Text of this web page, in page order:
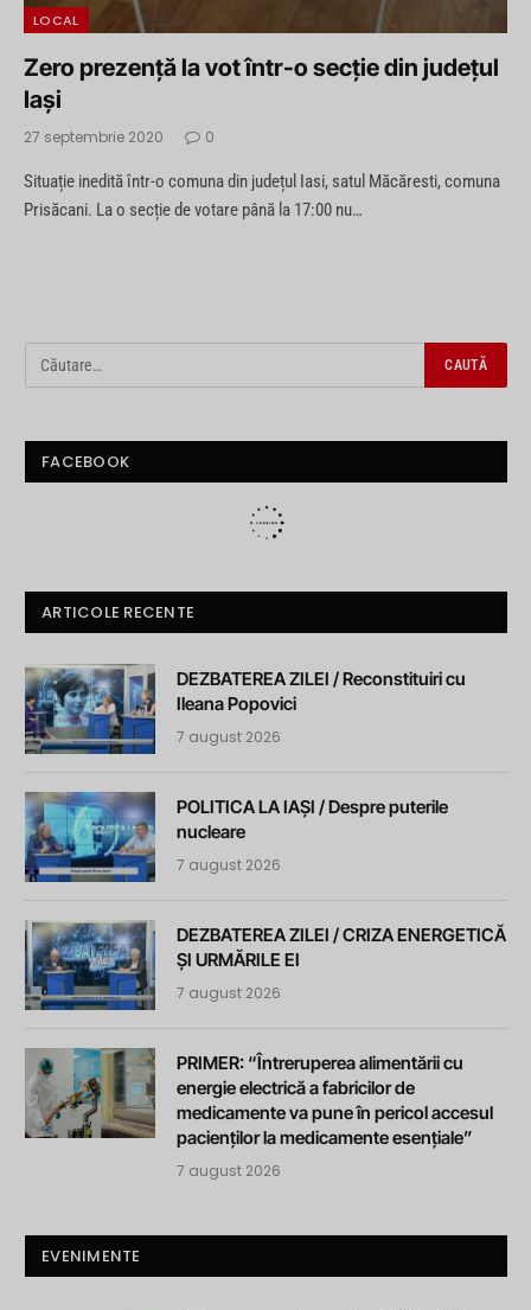
LOCAL
Zero prezență la vot într-o secție din județul
Iași
27 septembrie 2020 0
Situație inedită într-o comuna din județul Iasi, satul Măcăresti, comuna
Prisăcani. La o secție de votare până la 17:00 nu…
FACEBOOK
ARTICOLE RECENTE
DEZBATEREA ZILEI / Reconstituiri cu
Ileana Popovici
7 august 2026
POLITICA LA IAȘI / Despre puterile
nucleare
7 august 2026
DEZBATEREA ZILEI / CRIZA ENERGETICĂ
ȘI URMĂRILE EI
7 august 2026
PRIMER: “Întreruperea alimentării cu
energie electrică a fabricilor de
medicamente va pune în pericol accesul
pacienților la medicamente esențiale”
7 august 2026
EVENIMENTE